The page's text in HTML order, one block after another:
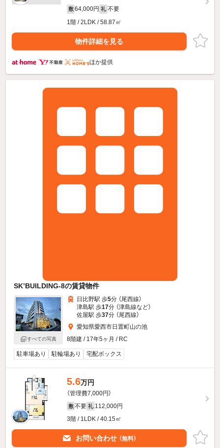
敷 64,000円 礼 不要
1階 / 2LDK / 58.87㎡
物件詳細を見る
ほか提供
SK’BUILDING-8の賃貸物件
すべての写真
日比野駅 歩5分 （尾西線）
津島駅 歩17分 （津島線など）
佐屋駅 歩37分 （尾西線）
愛知県愛西市日置町山の池
8階建 / 17年5ヶ月 / RC
駐車場あり 駐輪場あり 宅配ボックス
5.6万円
（管理費7,000円）
敷 不要 礼 112,000円
3階 / 1LDK / 40.15㎡
お問い合わせ （無料）